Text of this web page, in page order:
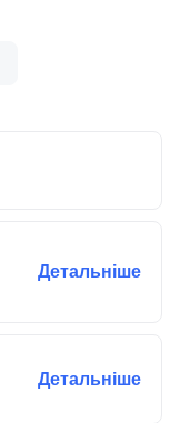
Детальніше
Детальніше